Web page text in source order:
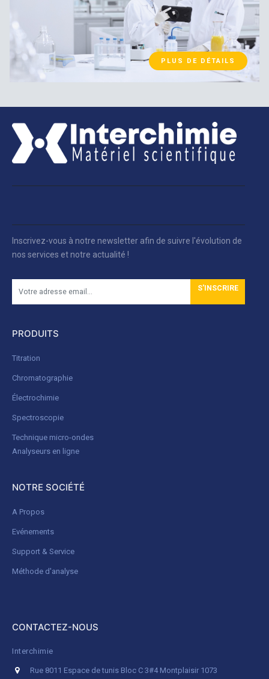
PLUS DE DÉTAILS
Inscrivez-vous à notre newsletter afin de suivre l'évolution de
nos services et notre actualité !
S'INSCRIRE
PRODUITS
Titration
Chromatographie
Électrochimie
Spectroscopie
Technique micro-ondes
Analyseurs en ligne
NOTRE SOCIÉTÉ
A Propos
Evénements
Support & Service
Méthode d'analyse
CONTACTEZ-NOUS
Interchimie
Rue 8011 Espace de tunis Bloc C 3#4 Montplaisir 1073